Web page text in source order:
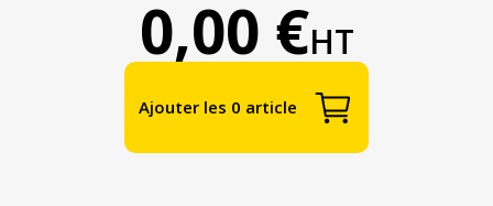
0,00 €HT
Ajouter les 0 article